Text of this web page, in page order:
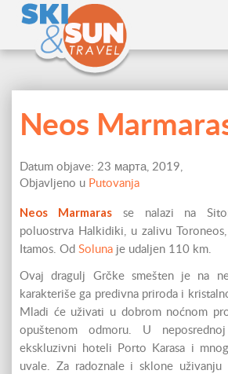
Neos
Datum objave: 23 марта, 2019,
Objavljeno u Putovanja
Neos Marmarasse nalazi na
poluostrva Halkidiki, u zalivu
Itamos. Od Soluna je udaljen 110 km.
Ovaj dragulj Grčke smešten je na
karakteriše ga predivna priroda i
Mladi će uživati u dobrom noćnom
opuštenom odmoru. U
ekskluzivni hoteli Porto Karasa i
uvale. Za radoznale i sklone